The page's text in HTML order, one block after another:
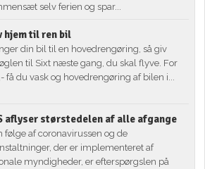
selv ferien og spar...
hjem til ren bil
din bil til en hovedrengøring, så giv
til Sixt næste gang, du skal flyve. For
få du vask og hovedrengøring af bilen i...
aflyser størstedelen af alle afgange
følge af coronavirussen og de
der er implementeret af
myndigheder, er efterspørgslen på